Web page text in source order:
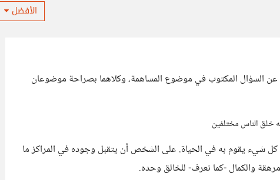
الأفضل
عن السؤال المكتوب في موضوع المساهمة، وكلاهما بصراحة موضوعان
خلق الناس مختلفين
شيء يقوم به في الحياة. على الشخص أن يتقبل وجوده في المراكز ما
مرهقة والكمال -كما نعرف- للخالق وحده.